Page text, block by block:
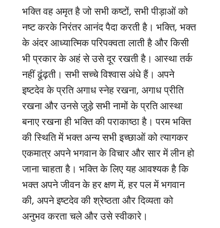
भक्ति वह अमृत है जो सभी कष्टों, सभी पीड़ाओं को
नष्ट करके निरंतर आनंद पैदा करती है। भक्ति, भक्त
के अंदर आध्यात्मिक परिपक्वता लाती है और किसी
भी प्रकार के अहं से उसे दूर रखती है। आस्था तर्क
नहीं ढूंढ़ती। सभी सच्चे विश्वास अंधे हैं। अपने
इष्टदेव के प्रति अगाध स्नेह रखना, अगाध प्रीति
रखना और उनसे जुड़े सभी नामों के प्रति आस्था
बनाए रखना ही भक्ति की पराकाष्ठा है। परम भक्ति
की स्थिति में भक्त अन्य सभी इच्छाओं को त्यागकर
एकमात्र अपने भगवान के विचार और सार में लीन हो
जाना चाहता है। भक्ति के लिए यह आवश्यक है कि
भक्त अपने जीवन के हर क्षण में, हर पल में भगवान
की, अपने इष्टदेव की श्रेष्ठता और दिव्यता को
अनुभव करता चले और उसे स्वीकारे।